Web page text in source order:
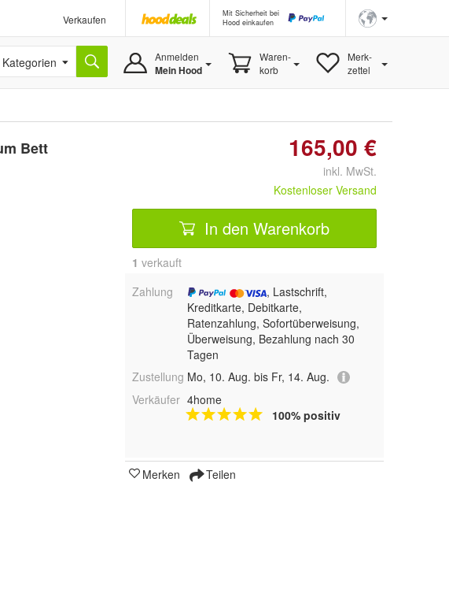
Verkaufen
Mit Sicherheit bei
Hood einkaufen
Anmelden
Mein Hood
Waren-
korb
Merk-
zettel
Bett 165,00 €
inkl. MwSt.
Kostenloser Versand
In den Warenkorb
1 verkauft
Zahlung
, Lastschrift,
Kreditkarte, Debitkarte,
Ratenzahlung, Sofortüberweisung,
Überweisung, Bezahlung nach 30
Tagen
Zustellung Mo, 10. Aug. bis Fr, 14. Aug.
Verkäufer 4home
100% positiv
Merken Teilen